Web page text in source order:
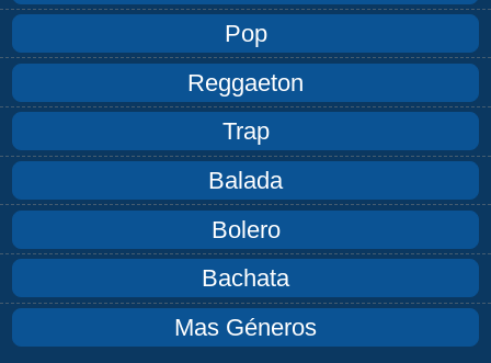
Pop
Reggaeton
Trap
Balada
Bolero
Bachata
Mas Géneros